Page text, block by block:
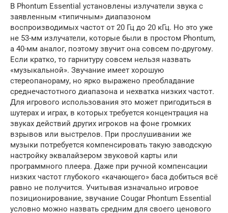
В Phontum Essential установлены излучатели звука с
заявленным «типичным» диапазоном
воспроизводимых частот от 20 Гц до 20 кГц. Но это уже
не 53-мм излучатели, которые были в простом Phontum,
а 40-мм аналог, поэтому звучит она совсем по-другому.
Если кратко, то гарнитуру совсем нельзя назвать
«музыкальной». Звучание имеет хорошую
стереопанораму, но ярко выражено преобладание
среднечастотного диапазона и нехватка низких частот.
Для игрового использования это может пригодиться в
шутерах и играх, в которых требуется концентрация на
звуках действий других игроков на фоне громких
взрывов или выстрелов. При прослушивании же
музыки потребуется компенсировать такую заводскую
настройку эквалайзером звуковой карты или
программного плеера. Даже при ручной компенсации
низких частот глубокого «качающего» баса добиться всё
равно не получится. Учитывая изначально игровое
позиционирование, звучание Cougar Phontum Essential
условно можно назвать средним для своего ценового